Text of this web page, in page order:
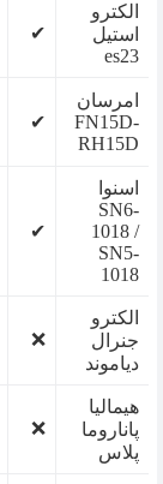
الکترو
استیل
es23
✔
امرسان
FN15D-
RH15D
✔
اسنوا
SN6-
1018 /
SN5-
1018
✔
الکترو
جنرال
دیاموند
❌
هیمالیا
پاناروما
پلاس
❌